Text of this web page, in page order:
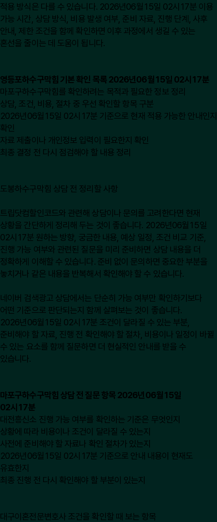
적용 방식은 다를 수 있습니다. 2026년06월15일 02시17분 이용
가능 시간, 상담 방식, 비용 발생 여부, 준비 자료, 진행 단계, 사후
안내, 제한 조건을 함께 확인하면 이후 과정에서 생길 수 있는
혼선을 줄이는 데 도움이 됩니다.
영등포하수구막힘 기본 확인 목록 2026년06월15일 02시17분
마포구하수구막힘를 확인하려는 목적과 필요한 정보 정리
상담, 조건, 비용, 절차 중 우선 확인할 항목 구분
2026년06월15일 02시17분 기준으로 현재 적용 가능한 안내인지
확인
자료 제출이나 개인정보 입력이 필요한지 확인
최종 결정 전 다시 점검해야 할 내용 정리
도봉하수구막힘 상담 전 정리할 사항
트립닷컴할인코드와 관련해 상담이나 문의를 고려한다면 현재
상황을 간단하게 정리해 두는 것이 좋습니다. 2026년06월15일
02시17분 원하는 방향, 궁금한 내용, 예상 일정, 조건 비교 기준,
진행 가능 여부와 관련된 질문을 미리 준비하면 상담 내용을 더
정확하게 이해할 수 있습니다. 준비 없이 문의하면 중요한 부분을
놓치거나 같은 내용을 반복해서 확인해야 할 수 있습니다.
네이버 검색광고 상담에서는 단순히 가능 여부만 확인하기보다
어떤 기준으로 판단되는지 함께 살펴보는 것이 좋습니다.
2026년06월15일 02시17분 조건이 달라질 수 있는 부분,
준비해야 할 자료, 진행 전 확인해야 할 절차, 비용이나 일정이 바뀔
수 있는 요소를 함께 질문하면 더 현실적인 안내를 받을 수
있습니다.
마포구하수구막힘 상담 전 질문 항목 2026년06월15일
02시17분
대전흥신소 진행 가능 여부를 확인하는 기준은 무엇인지
상황에 따라 비용이나 조건이 달라질 수 있는지
사전에 준비해야 할 자료나 확인 절차가 있는지
2026년06월15일 02시17분 기준으로 안내 내용이 현재도
유효한지
최종 진행 전 다시 확인해야 할 부분이 있는지
대구이혼전문변호사 조건을 확인할 때 보는 항목